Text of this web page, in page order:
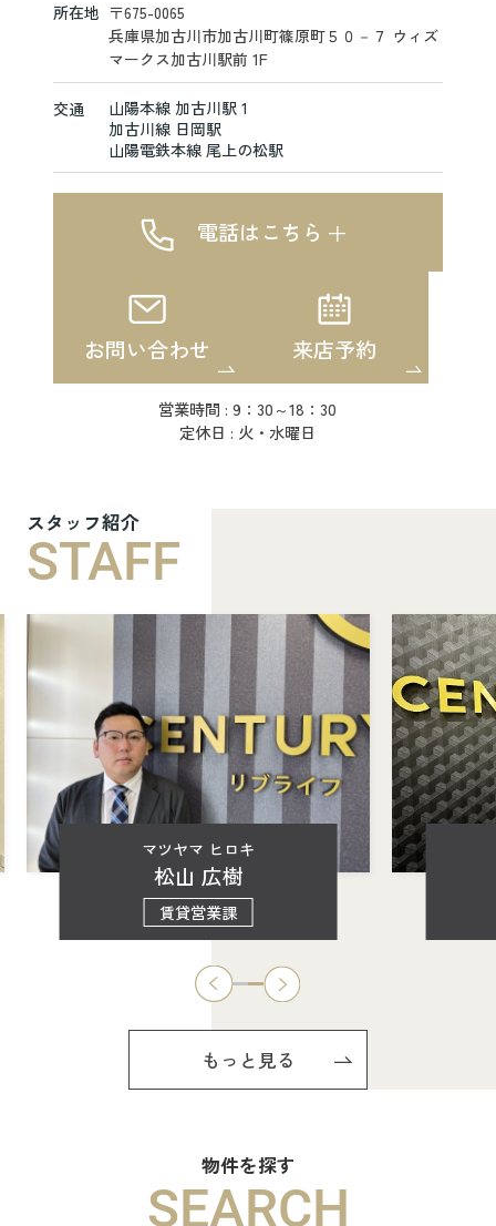
所在地 〒675-0065
兵庫県加古川市加古川町篠原町５０－７ ウィズ
マークス加古川駅前 1F
交通
山陽本線 加古川駅 1
加古川線 日岡駅
山陽電鉄本線 尾上の松駅
電話はこちら
お問い合わせ 来店予約
営業時間 : 9：30～18：30
定休日 : 火・水曜日
スタッフ紹介
STAFF
マツヤマ ヒロキ
松山 広樹
賃貸営業課
もっと見る
物件を探す
SEARCH